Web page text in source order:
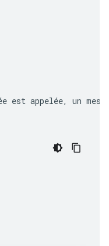
est appelée, un